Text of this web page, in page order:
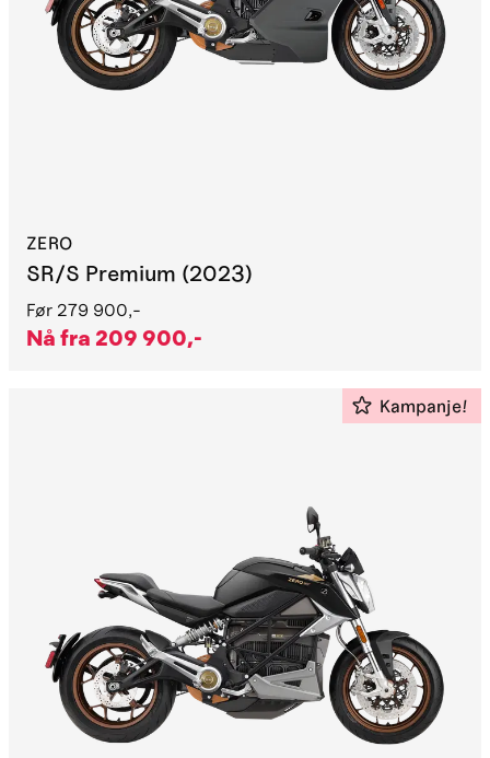
ZERO
SR/S Premium (2023)
Før 279 900,-
Nå fra 209 900,-
Kampanje!